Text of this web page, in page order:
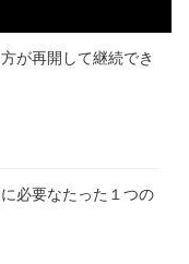
が再開して継続でき
必要なたった１つの